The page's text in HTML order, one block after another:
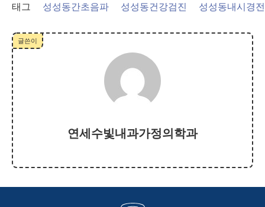
태그 성성동간초음파 성성동건강검진 성성동내시경
글쓴이
연세수빛내과가정의학과